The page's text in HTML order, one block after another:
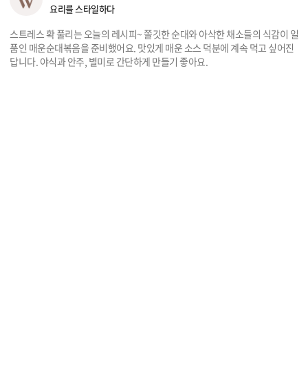
요리를 스타일하다
스트레스 확 풀리는 오늘의 레시피~ 쫄깃한 순대와 아삭한 채소들의 식감이 일
품인 매운순대볶음을 준비했어요. 맛있게 매운 소스 덕분에 계속 먹고 싶어진
답니다. 야식과 안주, 별미로 간단하게 만들기 좋아요.